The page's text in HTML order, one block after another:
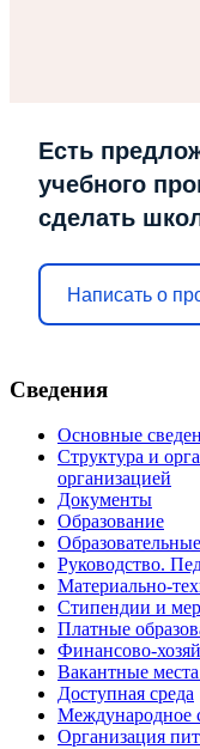
Есть
учебного
сделать
Написать о
Сведения
Основные
Структура и
организацией
Документы
Образование
Руководство.
Материально-
Стипендии и
Платные
Финансово-
Вакантные
Доступная среда
Международное
Организация